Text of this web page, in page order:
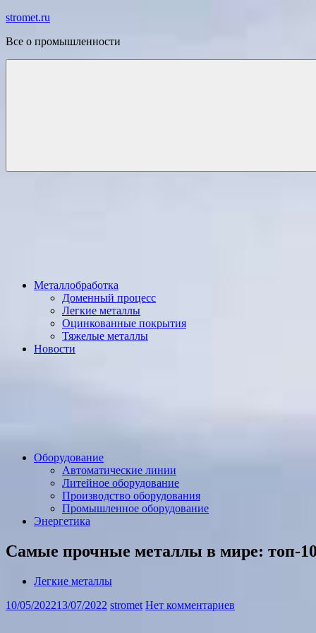
Перейти
содержимому
stromet.ru
Все о промышленности
Металлобработка
Доменный процесс
Легкие металлы
Оцинкованные покрытия
Тяжелые металлы
Новости
Оборудование
Автоматические линии
Литейное оборудование
Производство оборудования
Промышленное оборудование
Энергетика
Самые прочные металлы в мире: топ-
Легкие металлы
10/05/202213/07/2022 stromet Нет комментариев